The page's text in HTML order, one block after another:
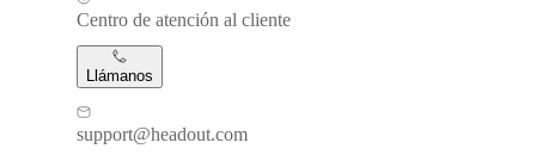
Centro de atención al cliente
Llámanos
support@headout.com